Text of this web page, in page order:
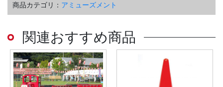
商品カテゴリ： アミューズメント
関連おすすめ商品